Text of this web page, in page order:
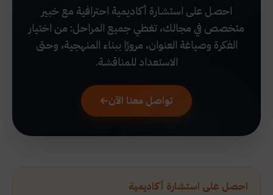
احصل على استشارة أكاديمية
احصل على استشارة أكاديمية احترافية مع خبير
متخصص في مجالك، تغطي جميع المراحل: من اختيار
الفكرة وصياغة العنوان، مرورًا ببناء المنهجية، وحتى
الاستعداد للمناقشة.
تواصل معنا الآن